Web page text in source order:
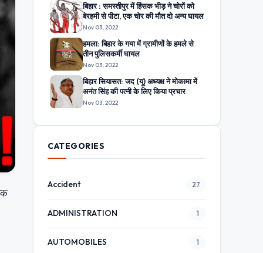
बिहार : समस्तीपुर में हिंसक भीड़ ने चोरों को
बेरहमी से पीटा, एक चोर की मौत दो अन्य घायल
Nov 03, 2022
हमला: बिहार के गया में ग्रामीणों के हमले से
तीन पुलिसकर्मी घायल
Nov 03, 2022
बिहार सियासत: जद (यू) अध्यक्ष ने मोकामा में
अनंत सिंह की पत्नी के लिए किया प्रचार
Nov 03, 2022
CATEGORIES
Accident 27
ADMINISTRATION 1
AUTOMOBILES 1